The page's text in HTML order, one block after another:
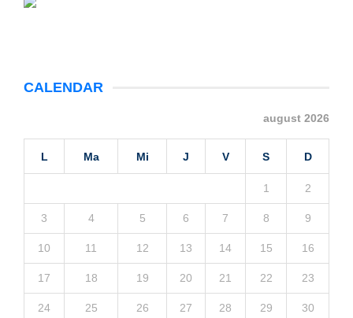
CALENDAR
august 2026
L Ma Mi J V S D
1 2
3 4 5 6 7 8 9
10 11 12 13 14 15 16
17 18 19 20 21 22 23
24 25 26 27 28 29 30